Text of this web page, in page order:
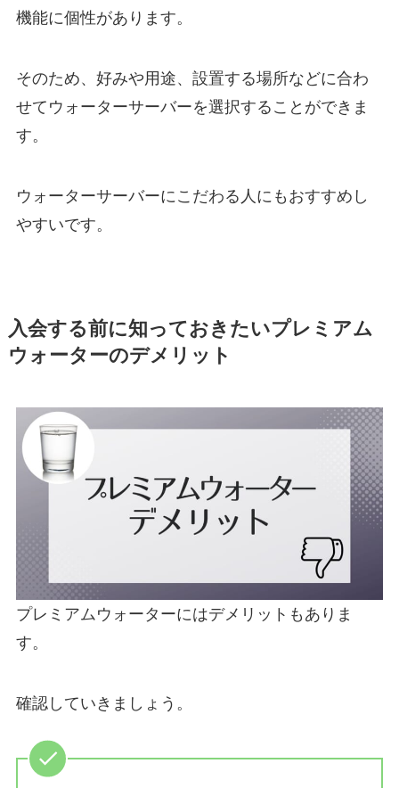
機能に個性があります。
そのため、好みや用途、設置する場所などに合わ
せてウォーターサーバーを選択することができま
す。
ウォーターサーバーにこだわる人にもおすすめし
やすいです。
入会する前に知っておきたいプレミアム
ウォーターのデメリット
プレミアムウォーターにはデメリットもありま
す。
確認していきましょう。